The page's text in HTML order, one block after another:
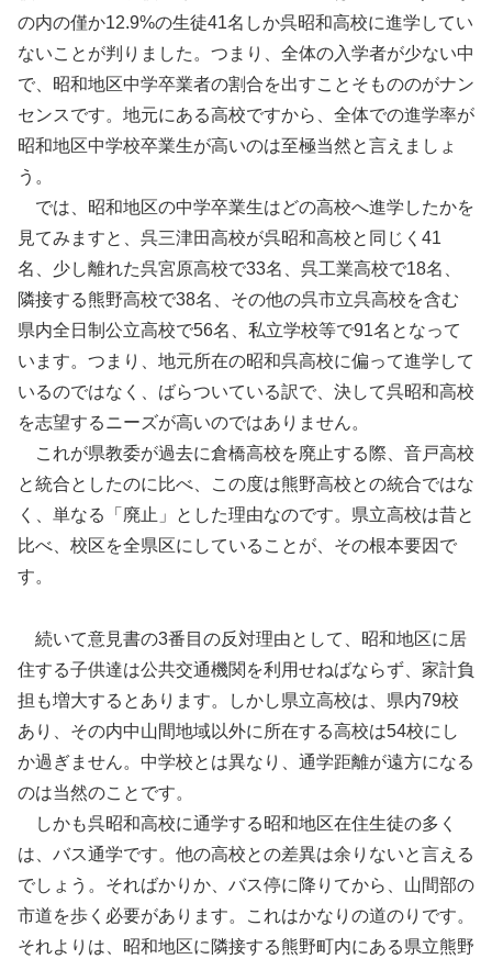
の内の僅か12.9%の生徒41名しか呉昭和高校に進学してい
ないことが判りました。つまり、全体の入学者が少ない中
で、昭和地区中学卒業者の割合を出すことそもののがナン
センスです。地元にある高校ですから、全体での進学率が
昭和地区中学校卒業生が高いのは至極当然と言えましょ
う。
では、昭和地区の中学卒業生はどの高校へ進学したかを
見てみますと、呉三津田高校が呉昭和高校と同じく41
名、少し離れた呉宮原高校で33名、呉工業高校で18名、
隣接する熊野高校で38名、その他の呉市立呉高校を含む
県内全日制公立高校で56名、私立学校等で91名となって
います。つまり、地元所在の昭和呉高校に偏って進学して
いるのではなく、ばらついている訳で、決して呉昭和高校
を志望するニーズが高いのではありません。
これが県教委が過去に倉橋高校を廃止する際、音戸高校
と統合としたのに比べ、この度は熊野高校との統合ではな
く、単なる「廃止」とした理由なのです。県立高校は昔と
比べ、校区を全県区にしていることが、その根本要因で
す。
続いて意見書の3番目の反対理由として、昭和地区に居
住する子供達は公共交通機関を利用せねばならず、家計負
担も増大するとあります。しかし県立高校は、県内79校
あり、その内中山間地域以外に所在する高校は54校にし
か過ぎません。中学校とは異なり、通学距離が遠方になる
のは当然のことです。
しかも呉昭和高校に通学する昭和地区在住生徒の多く
は、バス通学です。他の高校との差異は余りないと言える
でしょう。そればかりか、バス停に降りてから、山間部の
市道を歩く必要があります。これはかなりの道のりです。
それよりは、昭和地区に隣接する熊野町内にある県立熊野